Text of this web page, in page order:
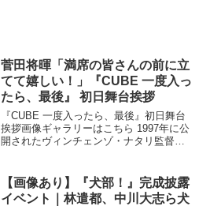
菅田将暉「満席の皆さんの前に立
てて嬉しい！」『CUBE 一度入っ
たら、最後』 初日舞台挨拶
『CUBE 一度入ったら、最後』初日舞台
挨拶画像ギャラリーはこちら 1997年に公
開されたヴィンチェンゾ・ナタリ監督に
台挨拶が、10月22日（金）新宿ピカデリ
ーにて...
【画像あり】『犬部！』完成披露
イベント｜林遣都、中川大志ら犬